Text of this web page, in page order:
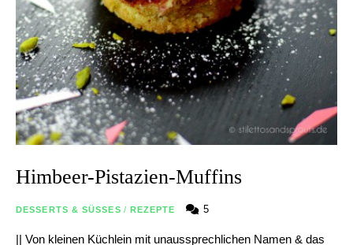
Himbeer-Pistazien-Muffins
DESSERTS & SÜSSES / REZEPTE 5
|| Von kleinen Küchlein mit unaussprechlichen Namen & das